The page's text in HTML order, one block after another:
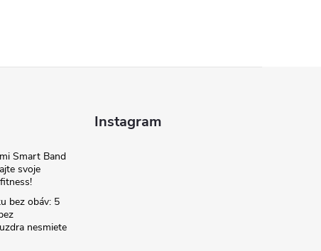
Smart Band
svoje
bez obáv: 5
nesmiete
Instagram